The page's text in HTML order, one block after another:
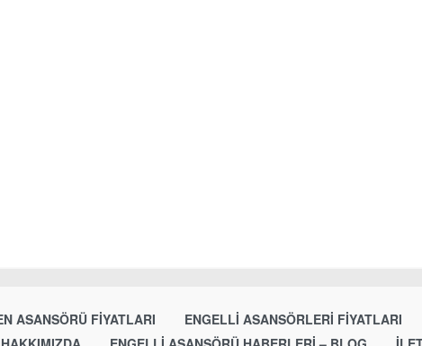
ASANSÖRÜ FIYATLARI ENGELLI ASANSÖRLERI FIYATLARI